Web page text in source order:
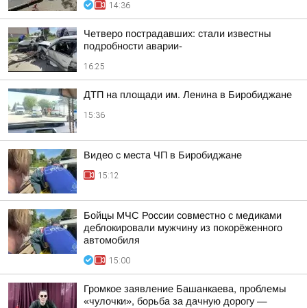
14:36
Четверо пострадавших: стали известны
подробности аварии-
16:25
ДТП на площади им. Ленина в Биробиджане
15:36
Видео с места ЧП в Биробиджане
15:12
Бойцы МЧС России совместно с медиками
деблокировали мужчину из покорёженного
автомобиля
15:00
Громкое заявление Башанкаева, проблемы
«чулочки», борьба за дачную дорогу —